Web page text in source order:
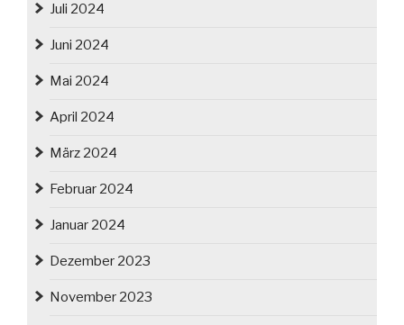
Juli 2024
Juni 2024
Mai 2024
April 2024
März 2024
Februar 2024
Januar 2024
Dezember 2023
November 2023